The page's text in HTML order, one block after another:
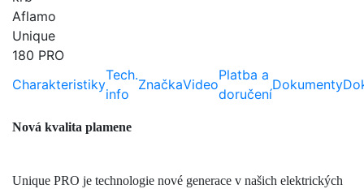
Charakteristiky
Tech.
info
ZnačkaVideo
Platba a
doručení
Dokumenty
Nová kvalita plamene
Unique PRO je technologie nové generace v našich elektrických